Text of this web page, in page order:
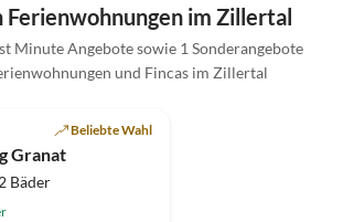
Egger.
Ferienwohnungen im Zillertal
Minute Angebote sowie 1 Sonderangebote
und Fincas im Zillertal
Beliebte Wahl
Granat
Bäder